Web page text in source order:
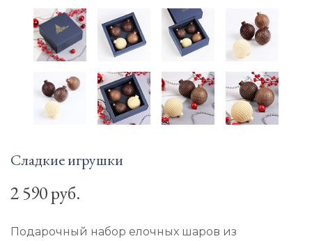
Сладкие игрушки
2 590 руб.
Подарочный набор елочных шаров из